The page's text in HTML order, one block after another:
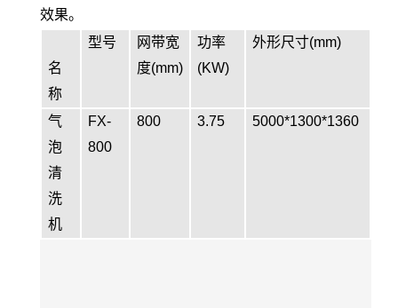
效果。
名
称
型号
网带宽
度(mm)
功率
(KW)
外形尺寸(mm)
气
泡
清
洗
机
FX-
800
800 3.75 5000*1300*1360